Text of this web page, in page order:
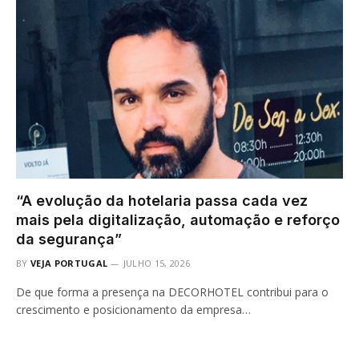
“A evolução da hotelaria passa cada vez
mais pela digitalização, automação e reforço
da segurança”
BY VEJA PORTUGAL JULHO 15, 2026
De que forma a presença na DECORHOTEL contribui para o
crescimento e posicionamento da empresa…